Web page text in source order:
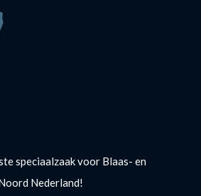
speciaalzaak voor Blaas- en
Nederland!